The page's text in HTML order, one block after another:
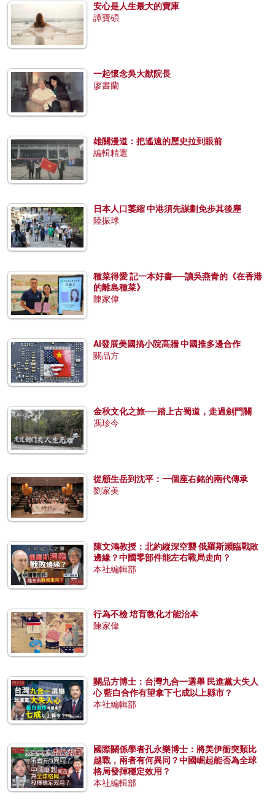
安心是人生最大的寶庫
譚寶碩
一起懷念吳大猷院長
廖書蘭
雄關漫道：把遙遠的歷史拉到眼前
編輯精選
日本人口萎縮 中港須先謀劃免步其後塵
陸振球
種菜得愛 記一本好書──讀吳燕青的《在香港
的離島種菜》
陳家偉
AI發展美國搞小院高牆 中國推多邊合作
關品方
金秋文化之旅──踏上古蜀道，走過劍門關
馮珍今
從顧生岳到沈平：一個座右銘的兩代傳承
劉家美
陳文鴻教授：北約縱深空襲 俄羅斯瀕臨戰敗
邊緣？中國零部件能左右戰局走向？
本社編輯部
行為不檢 培育教化才能治本
陳家偉
關品方博士：台灣九合一選舉 民進黨大失人
心 藍白合作有望拿下七成以上縣市？
本社編輯部
國際關係學者孔永樂博士：將美伊衝突類比
越戰，兩者有何異同？中國崛起能否為全球
格局發揮穩定效用？
本社編輯部